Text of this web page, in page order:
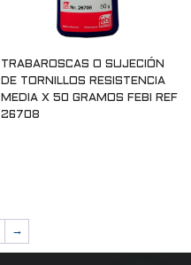
TRABAROSCAS O SUJECIÓN
DE TORNILLOS RESISTENCIA
MEDIA X 50 GRAMOS FEBI REF
26708
→